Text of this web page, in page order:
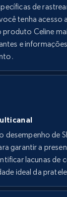
Sku, Currency, Gtin,
urls, Top
URL
Sku, Currency,
urls, Top
876+
de
tenha acesso
Celine
e
de
garantir a
lacunas de
ideal da